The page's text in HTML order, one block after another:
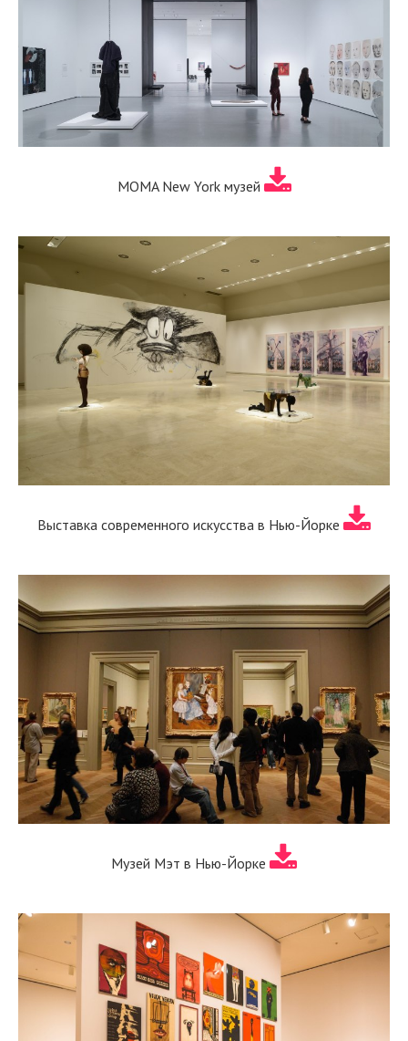
MOMA New York музей
Выставка современного искусства в Нью-Йорке
Музей Мэт в Нью-Йорке